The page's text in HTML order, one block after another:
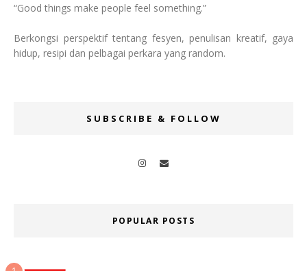
“Good things make people feel something.”
Berkongsi perspektif tentang fesyen, penulisan kreatif, gaya
hidup, resipi dan pelbagai perkara yang random.
SUBSCRIBE & FOLLOW
POPULAR POSTS